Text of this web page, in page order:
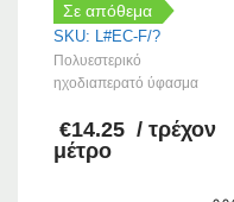
Σε απόθεμα
SKU: L#EC-F/?
Πολυεστερικό
ηχοδιαπερατό ύφασμα
€14.25 / τρέχον
μέτρο